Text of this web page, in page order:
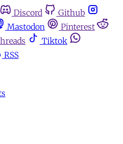
Discord
Github
Mastodon
Pinterest
Tiktok
RSS